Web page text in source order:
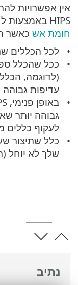
נתיב
אין אפשרויות
HIPS באמצעות לחצני עליון/תחתון (לגבי
חומת אש כאשר
לכל הכללים
ככל שהכלל
(לדוגמה,
עדיפות
גבוהה יותר
לעקוף כללים
כלל שתיצור
שלך לא יוחל